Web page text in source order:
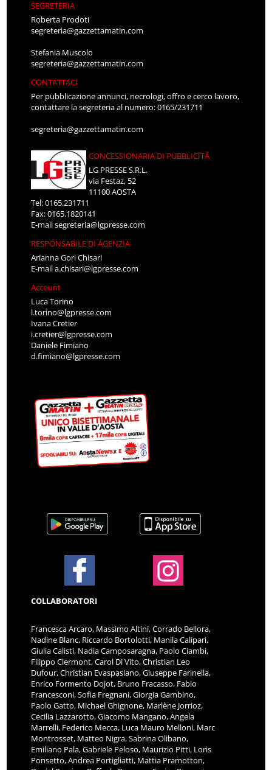
SEGRETERIA
Roberta Prodoti
segreteria@gazzettamatin.com
Stefania Muscolo
segreteria@gazzettamatin.com
CONTATTACI
Per pubblicazione annunci, necrologi, offro e cerco lavoro,
contattare la segreteria al numero: 0165/231711
segreteria@gazzettamatin.com
CONCESSIONARIA DI PUBBLICITÀ
LG PRESSE S.R.L.
via Festaz, 52
11100 AOSTA
Tel: 0165.231711
Fax: 0165.1820141
E-mailsegreteria@lgpresse.com
RESPONSABILE DI AGENZIA
Arianna Gori Chisari
E-maila.chisari@lgpresse.com
Account
Luca Torino
l.torino@lgpresse.com
Ivana Cretier
i.cretier@lgpresse.com
Daniele Fimiano
d.fimiano@lgpresse.com
COLLABORATORI
Francesca Arcaro, Massimo Altini, Corrado Bellora,
Nadine Blanc, Riccardo Bortolotti, Manila Calipari,
Giulia Calisti, Nadia Camposaragna, Paolo Ciambi,
Filippo Clermont, Carol Di Vito, Christian Leo
Dufour, Christian Evaspasiano, Giuseppe Farinella,
Enrico Formento Dojot, Bruno Fracasso, Fabio
Francesconi, Sofia Fregnani, Giorgia Gambino,
Paolo Gatto, Michael Ghignone, Marlène Jorrioz,
Cecilia Lazzarotto, Giacomo Mangano, Angela
Marrelli, Federico Mecca, Luca Mauro Melloni, Marc
Montrosset, Matteo Nigra, Sabrina Olibano,
Emiliano Pala, Gabriele Peloso, Maurizio Pitti, Loris
Ponsetto, Andrea Portigliatti, Mattia Pramotton,